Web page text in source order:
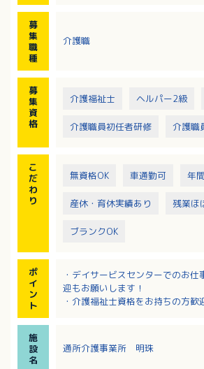
※要支援から要介護5まで幅広い利
募
集
職
種
介護職
募
集
資
格
介護福祉士 ヘルパー2級
介護職員初任者研修 介護職
こ
だ
わ
り
無資格OK 車通勤可 年
産休・育休実績あり 残業ほ
ブランクOK
ポ
イ
ン
ト
・デイサービスセンターでのお仕
迎もお願いします！
・介護福祉士資格をお持ちの方歓
・長く勤務される職員さんが多く
施
設
名
通所介護事業所 明珠